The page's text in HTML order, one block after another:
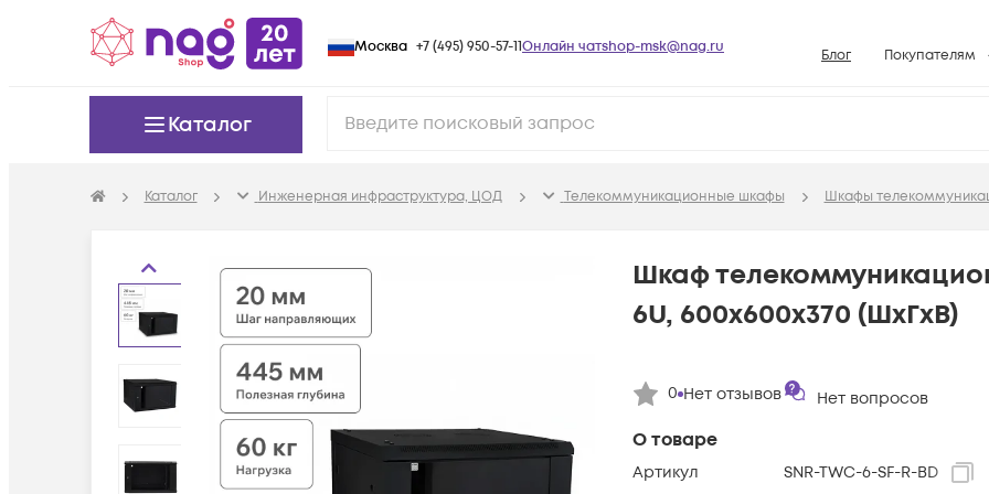
Москва +7 (495) 950-57-11Онлайн чатshop-msk@nag.ru Блог Покупателям
Условия
Возврат
Вопросы и
Конфигураторы
Каталог
Каталог Инженерная инфраструктура, ЦОД Телекоммуникационные шкафы Шкафы
О товаре
Артикул
SNR-TWC-6-SF-R-BD
Шкаф
6U, 600х600х370 (ШхГхВ)
0 Нет отзывов Нет вопросов